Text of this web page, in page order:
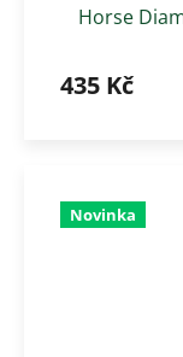
Horse
435 Kč
Novinka